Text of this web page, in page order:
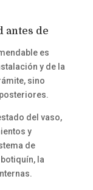
antes de
es
y de la
sino
del vaso,
y
de
la